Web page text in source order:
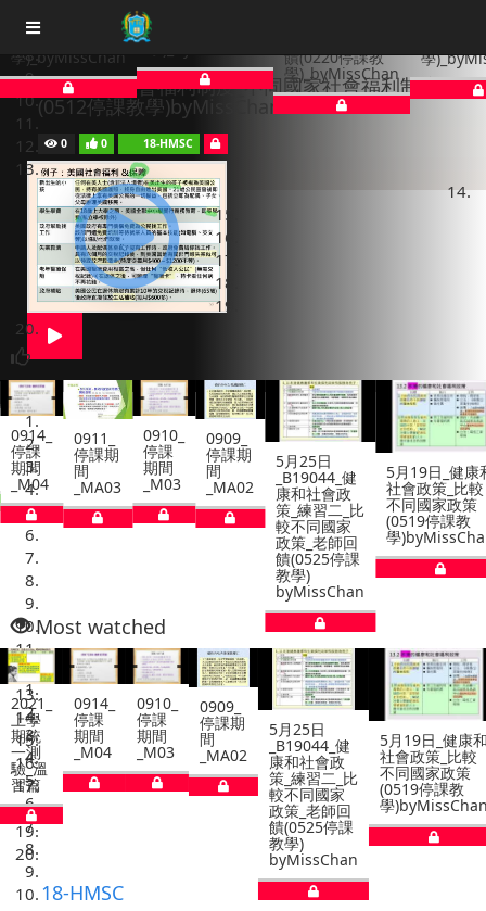
5月12日_社會福利制度_不同國家社會福利制度
(0512停課教學)byMissChan
0 0 18-HMSC
_測驗溫習(0218
停課教
學)_byMissChan 饋(0220停課教
學)_byMissChan
學)_byMissChan
Most popular
0911_
停課期
間
_MA03
0910_
停課
期間
_M03
0909_
停課期
間
_MA02
5月25日
_B19044_健
康和社會政
策_練習二_比
較不同國家
政策_老師回
饋(0525停課
byMissChan
5月19日_健康和
社會政策_比較
不同國家政策
(0519停課教
學)byMissChan
5
和
習
老
停
Most watched
0914_
停課
期間
_M04
0910_
停課
期間
_M03
0909_
停課期
間
_MA02
5月25日
_B19044_健
康和社會政
策_練習二_比
較不同國家
政策_老師回
饋(0525停課
byMissChan
5月19日_健康和
社會政策_比較
不同國家政策
(0519停課教
學)byMissChan
5月
和
習
老
停
18-HMSC